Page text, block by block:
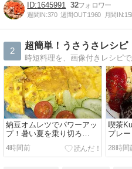
1645991 32
週間IN:370 週間OUT:1960 月間IN:
2
超簡単！うさうさレシピ
納豆オムレツでパワーアッ
プ！暑い夏を乗り切ろ
う！！
4時間前
喫茶
プレ
グ、
28時間